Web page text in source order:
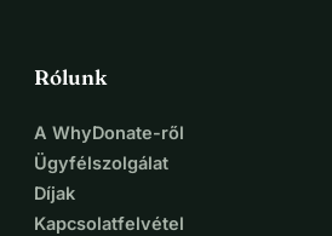
Rólunk
A WhyDonate-ről
Ügyfélszolgálat
Díjak
Kapcsolatfelvétel